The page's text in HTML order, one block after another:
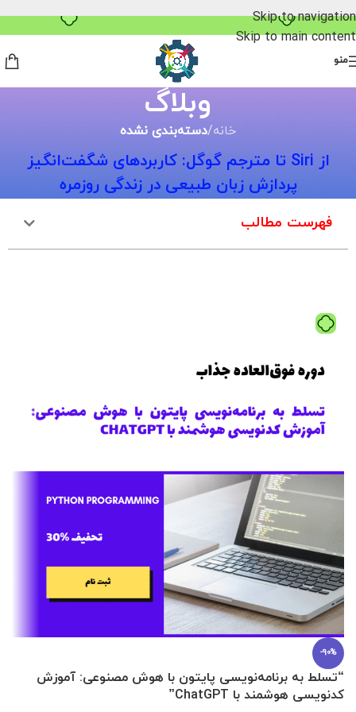
Skip to navigation
Skip to main content
منو
وبلاگ
خانه/دسته‌بندی نشده
از Siri تا مترجم گوگل: کاربردهای شگفت‌انگیز
پردازش زبان طبیعی در زندگی روزمره
فهرست مطالب
-90%
“تسلط به برنامه‌نویسی پایتون با هوش مصنوعی: آموزش
کدنویسی هوشمند با ChatGPT”